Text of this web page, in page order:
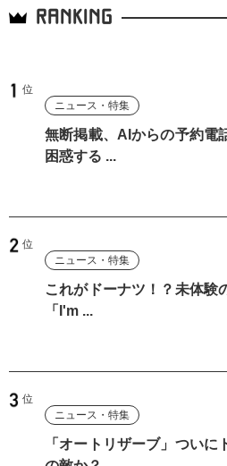
RANKING
ニュース・特集
無断掲載、AIからの予約電
困惑する ...
ニュース・特集
これがドーナツ！？未体験
「I'm ...
ニュース・特集
「オートリザーブ」つい